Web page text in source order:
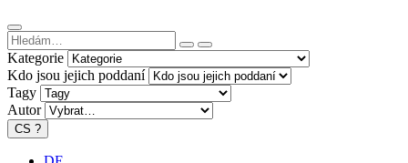
Kategorie
Kdo jsou jejich poddaní
Tagy
Autor
CS ?